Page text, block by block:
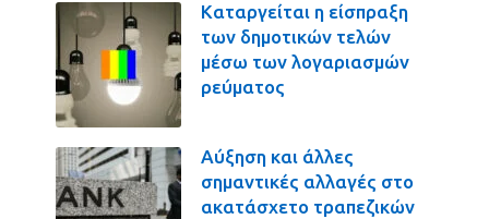
Καταργείται η είσπραξη
των δημοτικών τελών
μέσω των λογαριασμών
ρεύματος
Αύξηση και άλλες
σημαντικές αλλαγές στο
ακατάσχετο τραπεζικών